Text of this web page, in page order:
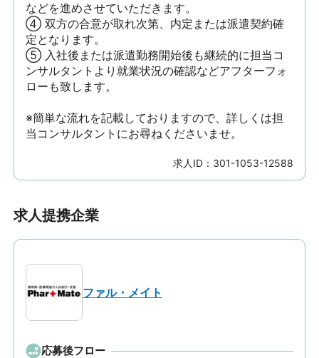
などを進めさせていただきます。
④ 双方の合意が取れ次第、内定または派遣契約確
定となります。
⑤ 入社後または派遣勤務開始後も継続的に担当コ
ンサルタントより就業状況の確認などアフターフォ
ローも致します。
※簡単な流れを記載しておりますので、詳しくは担
当コンサルタントにお尋ねくださいませ。
求人ID： 301-1053-12588
求人提携企業
ファル・メイト
応募後フロー